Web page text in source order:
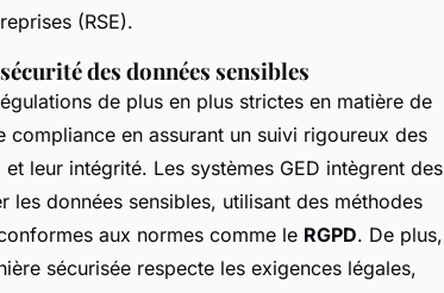
(RSE).
des données sensibles
de plus en plus strictes en matière de
en assurant un suivi rigoureux des
et leur intégrité. Les systèmes GED intègrent des
données sensibles, utilisant des méthodes
aux normes comme le RGPD. De plus,
sécurisée respecte les exigences légales,